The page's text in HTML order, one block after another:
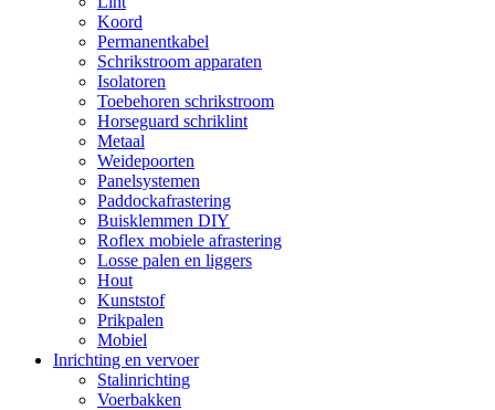
Koord
Permanentkabel
Schrikstroom apparaten
Isolatoren
Toebehoren schrikstroom
Horseguard schriklint
Metaal
Weidepoorten
Panelsystemen
Paddockafrastering
Buisklemmen DIY
Roflex mobiele afrastering
Losse palen en liggers
Hout
Kunststof
Prikpalen
Mobiel
Inrichting en vervoer
Stalinrichting
Voerbakken